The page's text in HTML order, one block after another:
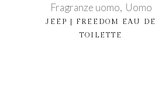
Fragranze uomo Uomo
JEEP | FREEDOM EAU DE
TOILETTE